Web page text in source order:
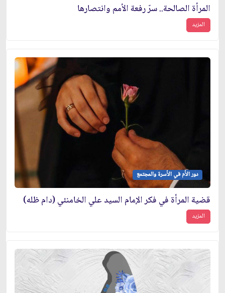
المرأة الصالحة.. سرّ رفعة الأمم وانتصارها
المزيد
دور الأم في الأسرة والمجتمع
قضية المرأة في فكر الإمام السيد علي الخامنئي (دام ظله)
المزيد